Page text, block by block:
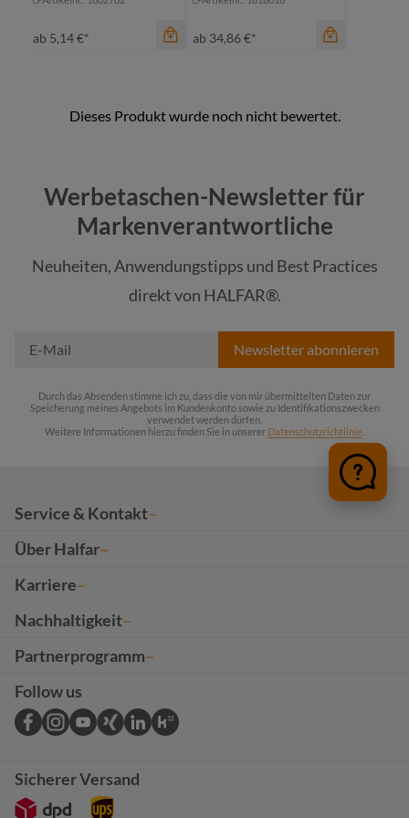
ab 5,14 €* ab 34,86 €*
Farbe
schwarz
Werbetaschen-Newsletter für
Markenverantwortliche
Neuheiten, Anwendungstipps und Best Practices
direkt von HALFAR®.
Newsletter abonnieren
Durch das Absenden stimme ich zu, dass die von mir übermittelten Daten zur
Speicherung meines Angebots im Kundenkonto sowie zu Identifikationszwecken
verwendet werden dürfen.
Weitere Informationen hierzu finden Sie in unserer Datenschutzrichtlinie
Service & Kontakt
Über Halfar
Karriere
Nachhaltigkeit
Partnerprogramm
Follow us
Sicherer Versand